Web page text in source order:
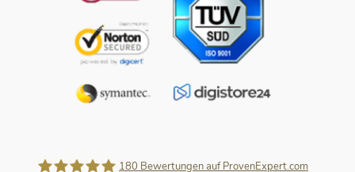
180 Bewertungen auf ProvenExpert.com